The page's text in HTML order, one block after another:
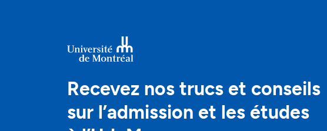
Recevez nos trucs et conseils
sur l’admission et les études